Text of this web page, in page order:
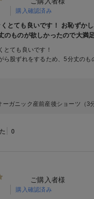
購入確認済み
とても良いです！ お恥ずか
のものが欲しかったので大満足
とても良いです！
ら股ずれをするため、5分丈のも
ガニック産前産後ショーツ（3
0
ご購入者様
購入確認済み